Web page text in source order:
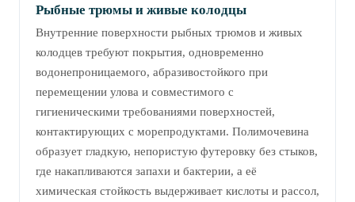
Рыбные трюмы и живые колодцы
Внутренние поверхности рыбных трюмов и живых
колодцев требуют покрытия, одновременно
водонепроницаемого, абразивостойкого при
перемещении улова и совместимого с
гигиеническими требованиями поверхностей,
контактирующих с морепродуктами. Полимочевина
образует гладкую, непористую футеровку без стыков,
где накапливаются запахи и бактерии, а её
химическая стойкость выдерживает кислоты и рассол,